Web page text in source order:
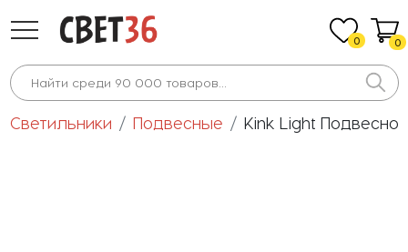
0 0
Светильники Подвесные Kink Light